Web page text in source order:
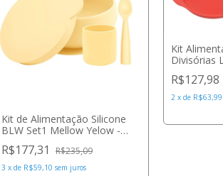
Kit de Alimentação Silicone
BLW Set1 Mellow Yelow -
R$177,31 R$235,09
3 x de R$59,10 sem juros
Kit
Divisórias
R$127,98
2 x de R$63,99